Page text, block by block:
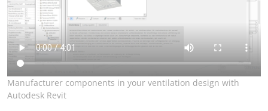
Manufacturer components in your ventilation design with
Autodesk Revit